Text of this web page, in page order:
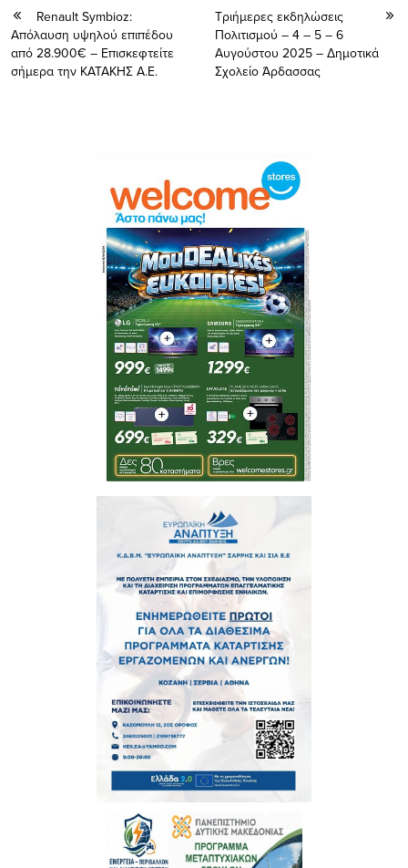
Renault Symbioz:
Απόλαυση υψηλού επιπέδου
από 28.900€ – Επισκεφτείτε
σήμερα την ΚΑΤΑΚΗΣ Α.Ε.
Τριήμερες εκδηλώσεις
Πολιτισμού – 4 – 5 – 6
Αυγούστου 2025 – Δημοτικά
Σχολείο Άρδασσας